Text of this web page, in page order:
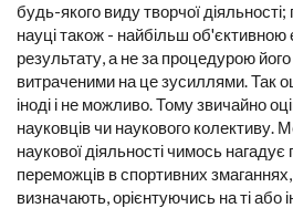
будь-якого виду творчої діяльності;
науці також - найбільш об'єктивною
результату, а не за процедурою його
витраченими на це зусиллями. Так
іноді і не можливо. Тому звичайно
науковців чи наукового колективу.
наукової діяльності чимось
переможців в спортивних
визначають, орієнтуючись на ті або